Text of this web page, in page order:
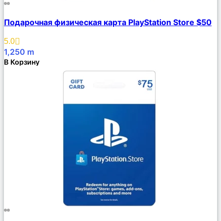
Описание
Избранное
Подарочная физическая карта PlayStation Store $50
5.0
1,250 m
В Корзину